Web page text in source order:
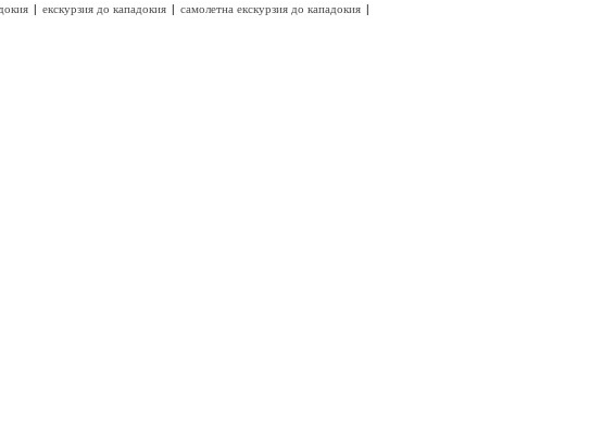
| екскурзия до кападокия | самолетна екскурзия до кападокия |